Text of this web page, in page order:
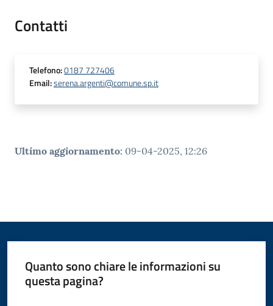
c
n
a
Contatti
Telefono:0187 727406
Email:serena.argenti@comune.sp.it
Ultimo aggiornamento: 09-04-2025, 12:26
Quanto sono chiare le informazioni su
questa pagina?